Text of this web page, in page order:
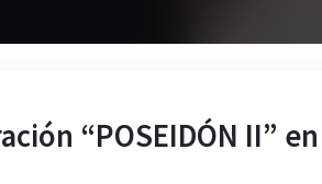
“POSEIDÓN II” en